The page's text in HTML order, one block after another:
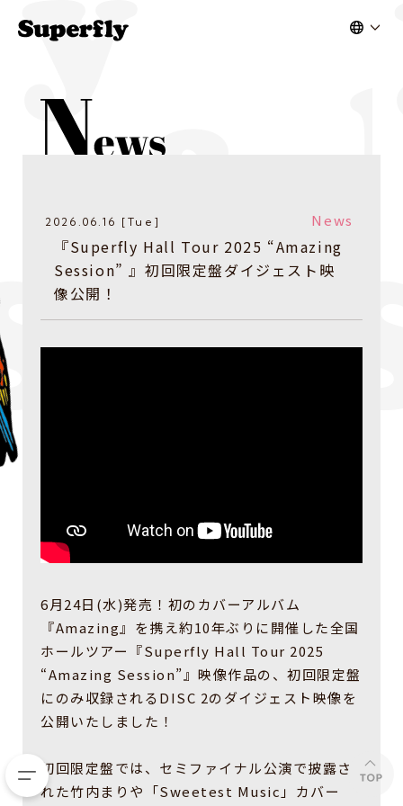
2026.06.16 [Tue] News
『Superfly Hall Tour 2025 “Amazing
Session” 』初回限定盤ダイジェスト映
像公開！
6月24日(水)発売！初のカバーアルバム
『Amazing』を携え約10年ぶりに開催した全国
ホールツアー『Superfly Hall Tour 2025
“Amazing Session”』映像作品の、初回限定盤
にのみ収録されるDISC 2のダイジェスト映像を
公開いたしました！
初回限定盤では、セミファイナル公演で披露さ
れた竹内まりや「Sweetest Music」カバー